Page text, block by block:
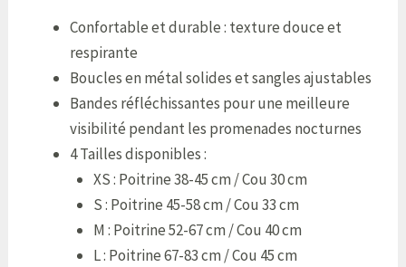
Confortable et durable : texture douce et
respirante
Boucles en métal solides et sangles ajustables
Bandes réfléchissantes pour une meilleure
visibilité pendant les promenades nocturnes
4 Tailles disponibles :
XS : Poitrine 38-45 cm / Cou 30 cm
S : Poitrine 45-58 cm / Cou 33 cm
M : Poitrine 52-67 cm / Cou 40 cm
L : Poitrine 67-83 cm / Cou 45 cm